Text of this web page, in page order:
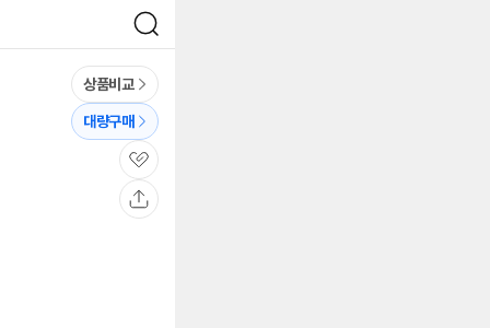
검
색
상품비교
대량구매
관
심